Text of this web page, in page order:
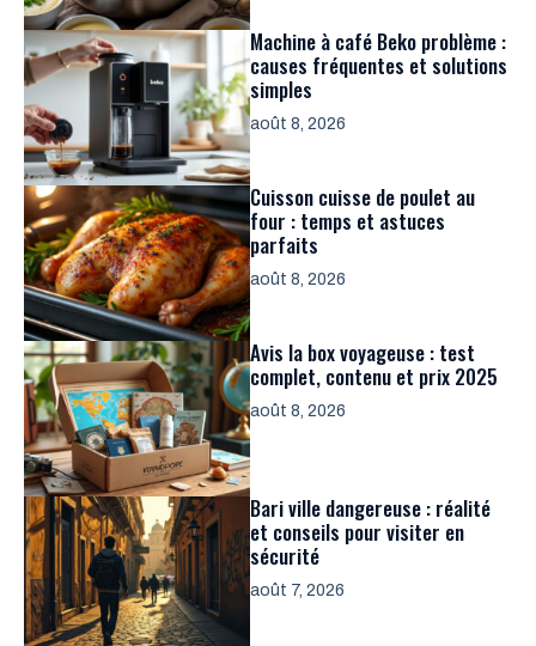
Machine à café Beko problème :
causes fréquentes et solutions
simples
août 8, 2026
Cuisson cuisse de poulet au
four : temps et astuces
parfaits
août 8, 2026
Avis la box voyageuse : test
complet, contenu et prix 2025
août 8, 2026
Bari ville dangereuse : réalité
et conseils pour visiter en
sécurité
août 7, 2026